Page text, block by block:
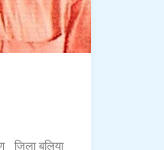
जिला बलिया